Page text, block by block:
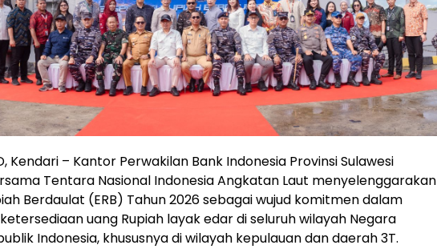
Kendari – Kantor Perwakilan Bank Indonesia Provinsi Sulawesi
Tentara Nasional Indonesia Angkatan Laut menyelenggarakan
Berdaulat (ERB) Tahun 2026 sebagai wujud komitmen dalam
uang Rupiah layak edar di seluruh wilayah Negara
Indonesia, khususnya di wilayah kepulauan dan daerah 3T.